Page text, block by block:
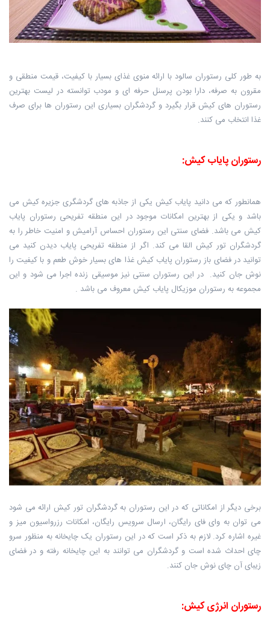
به طور کلی رستوران سالود با ارائه منوی غذای بسیار با کیفیت، قیمت منطقی و
مقرون ‏به صرفه، دارا بودن پرسنل حرفه ای و مودب توانسته در لیست بهترین
رستوران های ‏کیش قرار بگیرد و گردشگران بسیاری این رستوران ها برای صرف
غذا انتخاب می کنند.
رستوران پایاب کیش:
همانطور که می دانید پایاب کیش یکی از جاذبه های گردشگری جزیره کیش می
باشد و ‏یکی از بهترین امکانات موجود در این منطقه تفریحی رستوران پایاب
کیش می باشد. فضای سنتی این رستوران احساس آرامیش و امنیت خاطر را به
گردشگران تور کیش القا ‏می کند. اگر از منطقه تفریحی پایاب دیدن کنید می
توانید در فضای باز رستوران پایاب کیش غذا ‏های بسیار خوش طعم و با کیفیت را
نوش جان کنید. در این رستوران سنتی نیز موسیقی زنده اجرا می شود و این
مجموعه به رستوران ‏موزیکال پایاب کیش معروف می باشد .
برخی دیگر از امکاناتی که در این رستوران به گردشگران تور کیش ارائه می شود
می توان ‏به وای فای رایگان، ارسال سرویس رایگان، امکانات رزرواسیون میز و
غیره اشاره کرد. لازم به ذکر است که در این رستوران یک چایخانه به منظور سرو
چای احداث شده است ‏و گردشگران می توانند به این چایخانه رفته و در فضای
زیبای آن چای نوش جان کنند.
رستوران انرژی کیش: